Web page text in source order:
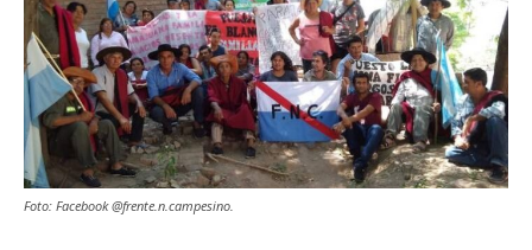
Foto: Facebook @frente.n.campesino.